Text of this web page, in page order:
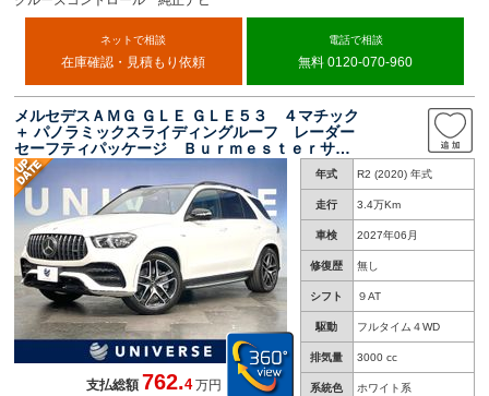
ネットで相談
在庫確認・見積もり依頼
電話で相談
無料 0120-070-960
メルセデスＡＭＧ ＧＬＥ ＧＬＥ５３ ４マチック
＋ パノラミックスライディングルーフ レーダー
セーフティパッケージ Ｂｕｒｍｅｓｔｅｒサウ
ンドシステム 全周囲カメラ ヘッドアップディ
スプレイ 黒革シート シートベンチレーショ
ン エアサスペンション
年式 R2 (2020) 年式
走行 3.4万Km
車検 2027年06月
修復歴 無し
シフト ９AT
駆動 フルタイム４WD
排気量 3000 cc
系統色 ホワイト系
支払総額762.4 万円